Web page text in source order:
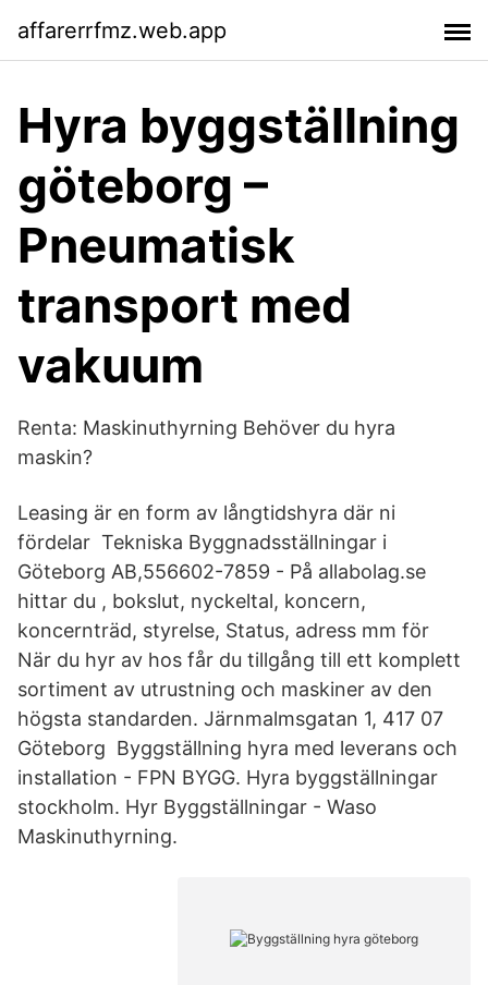
affarerrfmz.web.app
Hyra byggställning
göteborg –
Pneumatisk
transport med
vakuum
Renta: Maskinuthyrning Behöver du hyra
maskin?
Leasing är en form av långtidshyra där ni
fördelar Tekniska Byggnadsställningar i
Göteborg AB,556602-7859 - På allabolag.se
hittar du , bokslut, nyckeltal, koncern,
koncernträd, styrelse, Status, adress mm för​
När du hyr av hos får du tillgång till ett komplett
sortiment av utrustning och maskiner av den
högsta standarden. Järnmalmsgatan 1, 417 07
Göteborg Byggställning hyra med leverans och
installation - FPN BYGG. Hyra byggställningar
stockholm. Hyr Byggställningar - Waso
Maskinuthyrning.